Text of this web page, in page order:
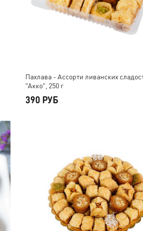
Пахлава - Ассорти ливанских
"Акко", 250 г
390 РУБ